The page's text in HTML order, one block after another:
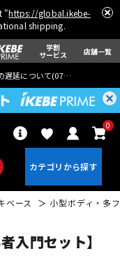
"https://global.ikebe-
shipping.
学割
サービス 店舗一覧
遅延について(07月29日
0
ベース 小型ボディ・多
入門セット】